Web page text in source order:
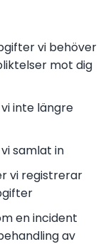
vi behöver
mot dig
inte längre
samlat in
vi registrerar
en incident
av